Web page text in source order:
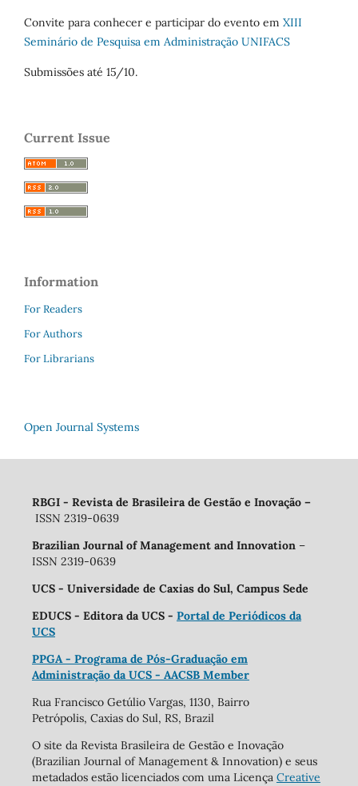
Convite para conhecer e participar do evento em XIII
Seminário de Pesquisa em Administração UNIFACS
Submissões até 15/10.
Current Issue
Information
For Readers
For Authors
For Librarians
Open Journal Systems
RBGI - Revista de Brasileira de Gestão e Inovação –
ISSN 2319-0639
Brazilian Journal of Management and Innovation –
ISSN 2319-0639
UCS - Universidade de Caxias do Sul, Campus Sede
EDUCS - Editora da UCS - Portal de Periódicos da
UCS
PPGA - Programa de Pós-Graduação em
Administração da UCS - AACSB Member
Rua Francisco Getúlio Vargas, 1130, Bairro
Petrópolis, Caxias do Sul, RS, Brazil
O site da Revista Brasileira de Gestão e Inovação
(Brazilian Journal of Management & Innovation) e seus
metadados estão licenciados com uma Licença Creative